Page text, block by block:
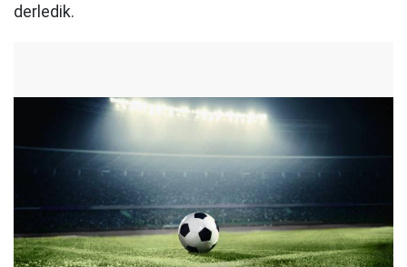
derledik.